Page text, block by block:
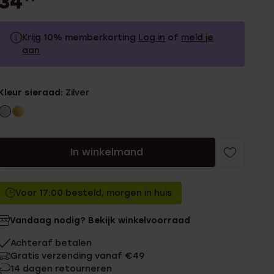
Krijg 10% memberkorting Log in of meld je
aan
Zonder memberkorting
sieraad: Zilver
In winkelmand
Voor 17:00 besteld, morgen in huis
Vandaag nodig? Bekijk winkelvoorraad
Achteraf betalen
Gratis verzending vanaf €49
14 dagen retourneren